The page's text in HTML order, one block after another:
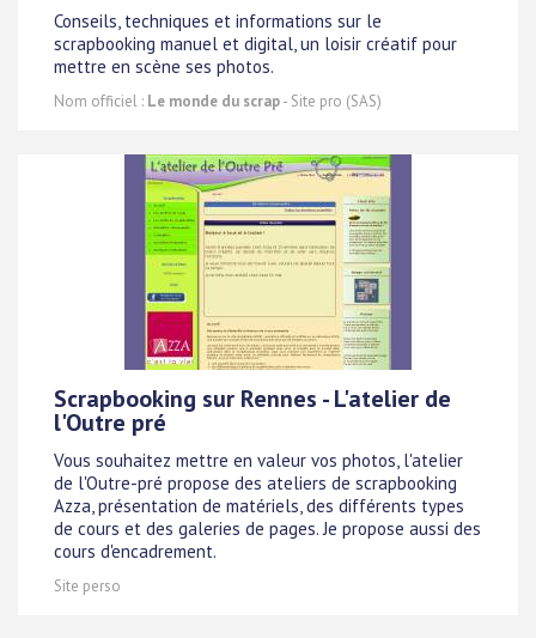
Conseils, techniques et informations sur le
scrapbooking manuel et digital, un loisir créatif pour
mettre en scène ses photos.
Nom officiel : Le monde du scrap- Site pro (SAS)
Scrapbooking sur Rennes - L'atelier de
l'Outre pré
Vous souhaitez mettre en valeur vos photos, l'atelier
de l'Outre-pré propose des ateliers de scrapbooking
Azza, présentation de matériels, des différents types
de cours et des galeries de pages. Je propose aussi des
cours d'encadrement.
Site perso